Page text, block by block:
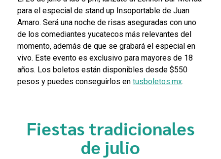
para el especial de stand up Insoportable de Juan
Amaro. Será una noche de risas aseguradas con uno
de los comediantes yucatecos más relevantes del
momento, además de que se grabará el especial en
vivo. Este evento es exclusivo para mayores de 18
años. Los boletos están disponibles desde $550
pesos y puedes conseguirlos en tusboletos.mx.
Fiestas tradicionales
de julio